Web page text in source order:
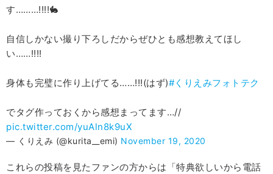
す………!!!!🐇
自信しかない撮り下ろしだからぜひとも感想教えてほし
い……!!!!
身体も完璧に作り上げてる……!!!(はず)#くりえみフォトテク
でタグ作っておくから感想まってます…//
pic.twitter.com/yuAln8k9uX
— くりえみ (@kurita__emi) November 19, 2020
これらの投稿を見たファンの方からは「特典欲しいから電話